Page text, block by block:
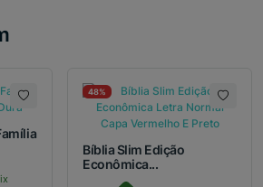
48%
Bíblia Slim Edição
Econômica...